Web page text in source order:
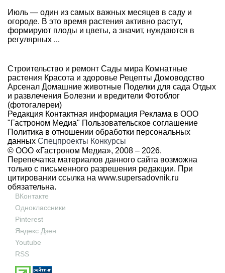
Июль — один из самых важных месяцев в саду и
огороде. В это время растения активно растут,
формируют плоды и цветы, а значит, нуждаются в
регулярных ...
Строительство и ремонт Сады мира Комнатные
растения Красота и здоровье Рецепты Домоводство
Арсенал Домашние животные Поделки для сада Отдых
и развлечения Болезни и вредители Фотоблог
(фотогалереи)
Редакция Контактная информация Реклама в ООО
"Гастроном Медиа" Пользовательское соглашение
Политика в отношении обработки персональных
данных Спецпроекты Конкурсы
© ООО «Гастроном Медиа», 2008 – 2026.
Перепечатка материалов данного сайта возможна
только с письменного разрешения редакции. При
цитировании ссылка на www.supersadovnik.ru
обязательна.
ВКонтакте
Одноклассники
Pinterest
Яндекс Дзен
Youtube
RSS